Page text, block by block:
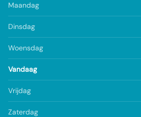
Maandag
Dinsdag
Woensdag
Vandaag
Vrijdag
Zaterdag